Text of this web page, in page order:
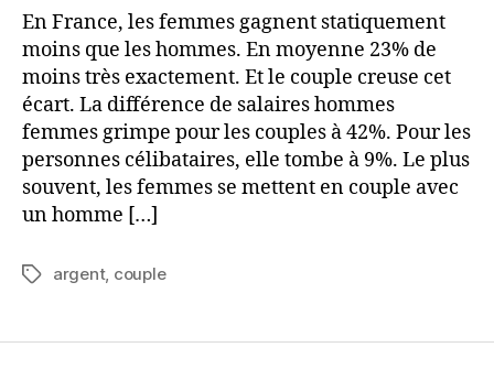
femmes
tiennent
les
cordons
de
la
bourse
En France, les femmes gagnent statiquement
moins que les hommes. En moyenne 23% de
moins très exactement. Et le couple creuse cet
écart. La différence de salaires hommes
femmes grimpe pour les couples à 42%. Pour les
personnes célibataires, elle tombe à 9%. Le plus
souvent, les femmes se mettent en couple avec
un homme […]
Étiquettes
argent, couple